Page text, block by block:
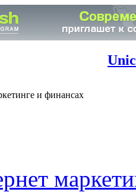
и финансах